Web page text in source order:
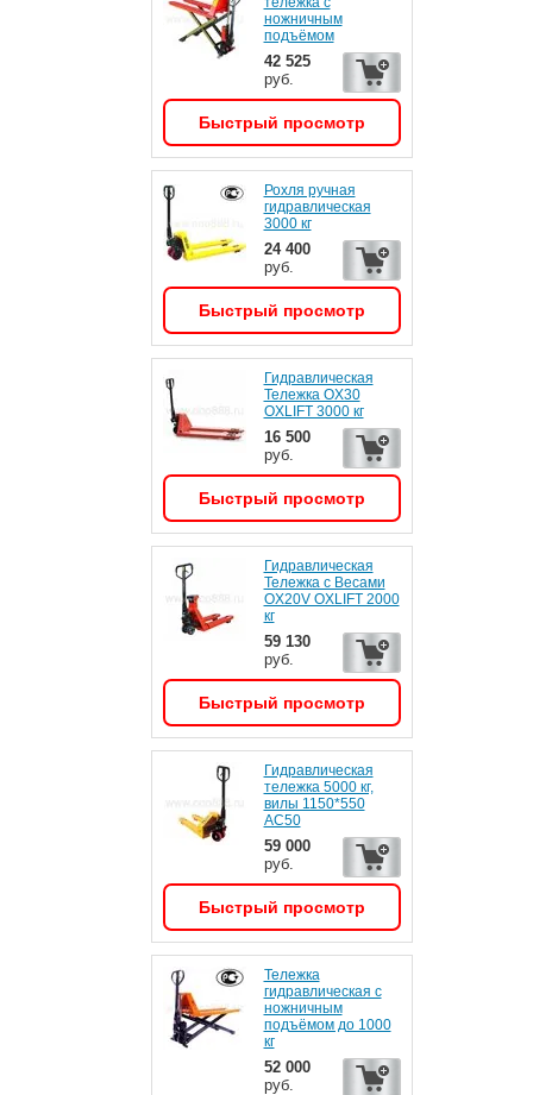
ножничным
подъёмом
42 525
руб.
Быстрый просмотр
Рохля ручная
гидравлическая
3000 кг
24 400
руб.
Быстрый просмотр
Гидравлическая
Тележка OX30
OXLIFT 3000 кг
16 500
руб.
Быстрый просмотр
Гидравлическая
Тележка с Весами
OX20V OXLIFT 2000
кг
59 130
руб.
Быстрый просмотр
Гидравлическая
тележка 5000 кг,
вилы 1150*550
АС50
59 000
руб.
Быстрый просмотр
Тележка
гидравлическая с
ножничным
подъёмом до 1000
кг
52 000
руб.